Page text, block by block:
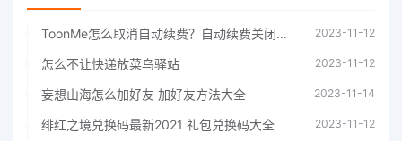
ToonMe怎么取消自动续费？自动续费关闭方法 2023-11-12
怎么不让快递放菜鸟驿站 2023-11-12
妄想山海怎么加好友 加好友方法大全 2023-11-14
绯红之境兑换码最新2021 礼包兑换码大全 2023-11-12